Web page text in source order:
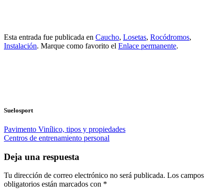
Esta entrada fue publicada en Caucho, Losetas, Rocódromos,
Instalación. Marque como favorito el Enlace permanente.
Suelosport
Pavimento Vinílico, tipos y propiedades
Centros de entrenamiento personal
Deja una respuesta
Tu dirección de correo electrónico no será publicada. Los campos
obligatorios están marcados con *